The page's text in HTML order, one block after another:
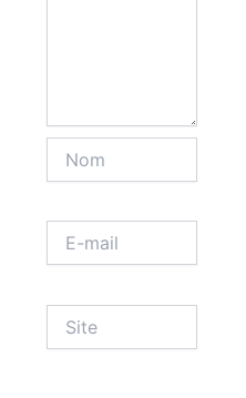
mail